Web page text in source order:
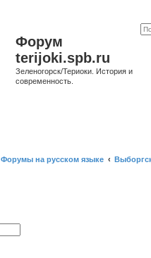
Форум
terijoki.spb.ru
Зеленогорск/Териоки. История и
современность.
Форумы на русском языке